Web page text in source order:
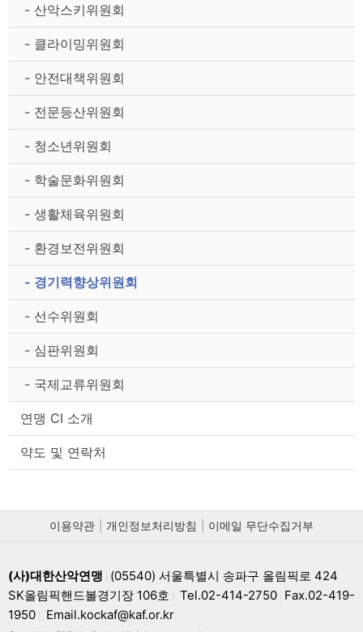
- 산악스키위원회
- 클라이밍위원회
- 안전대책위원회
- 전문등산위원회
- 청소년위원회
- 학술문화위원회
- 생활체육위원회
- 환경보전위원회
- 경기력향상위원회
- 선수위원회
- 심판위원회
- 국제교류위원회
연맹 CI 소개
약도 및 연락처
이용약관 개인정보처리방침 이메일 무단수집거부
(사)대한산악연맹 (05540) 서울특별시 송파구 올림픽로 424
SK올림픽핸드볼경기장 106호
Tel.02-414-2750 Fax.02-419-
1950
Email.kockaf@kaf.or.kr